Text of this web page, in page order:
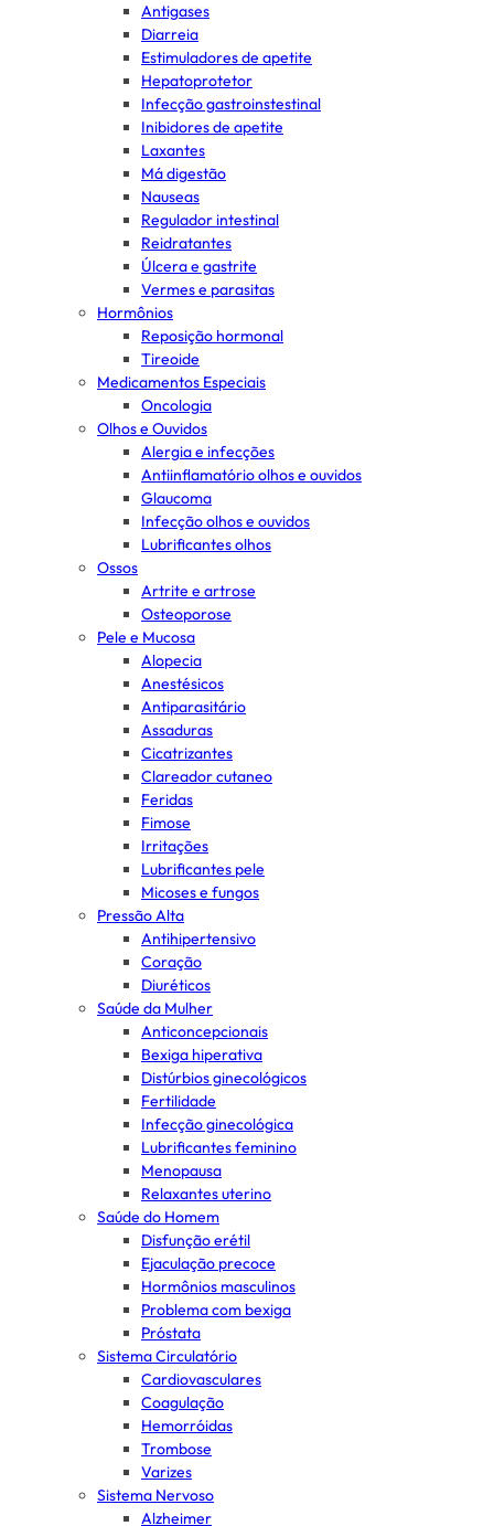
Antigases
Diarreia
Estimuladores de apetite
Hepatoprotetor
Infecção gastroinstestinal
Inibidores de apetite
Laxantes
Má digestão
Nauseas
Regulador intestinal
Reidratantes
Úlcera e gastrite
Vermes e parasitas
Hormônios
Reposição hormonal
Tireoide
Medicamentos Especiais
Oncologia
Olhos e Ouvidos
Alergia e infecções
Antiinflamatório olhos e ouvidos
Glaucoma
Infecção olhos e ouvidos
Lubrificantes olhos
Ossos
Artrite e artrose
Osteoporose
Pele e Mucosa
Alopecia
Anestésicos
Antiparasitário
Assaduras
Cicatrizantes
Clareador cutaneo
Feridas
Fimose
Irritações
Lubrificantes pele
Micoses e fungos
Pressão Alta
Antihipertensivo
Coração
Diuréticos
Saúde da Mulher
Anticoncepcionais
Bexiga hiperativa
Distúrbios ginecológicos
Fertilidade
Infecção ginecológica
Lubrificantes feminino
Menopausa
Relaxantes uterino
Saúde do Homem
Disfunção erétil
Ejaculação precoce
Hormônios masculinos
Problema com bexiga
Próstata
Sistema Circulatório
Cardiovasculares
Coagulação
Hemorróidas
Trombose
Varizes
Sistema Nervoso
Alzheimer